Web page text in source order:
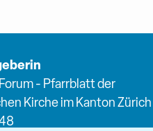
- Pfarrblatt der
Kirche im Kanton Zürich